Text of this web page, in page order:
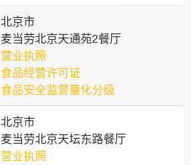
北京市
麦当劳北京天通苑2餐厅
营业执照
食品经营许可证
食品安全监督量化分级
北京市
麦当劳北京天坛东路餐厅
营业执照